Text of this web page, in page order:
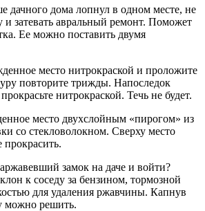
дачного дома лопнул в одном месте, не
и затевать авральный ремонт. Поможет
Ее можно поставить двумя
место нитрокраской и проложите
повторите трижды. Напоследок
нитрокраской. Течь не будет.
место двухслойным «пирогом» из
со стекловолокном. Сверху место
прокрасить.
замок на даче и войти?
к соседу за бензином, тормозной
для удаления ржавчины. Капнув
можно решить.